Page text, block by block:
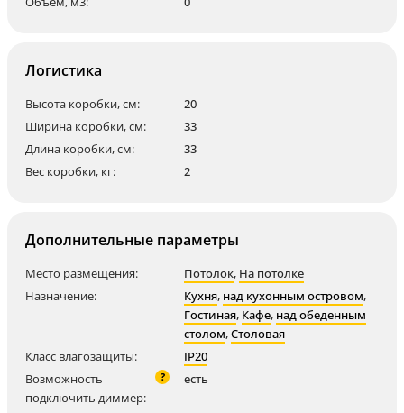
Логистика
Высота коробки, см:
20
Ширина коробки, см:
33
Длина коробки, см:
33
Вес коробки, кг:
2
Дополнительные параметры
Место размещения: Потолок, На потолке
Назначение:
Кухня, над кухонным островом,
Гостиная, Кафе, над обеденным
столом,Столовая
Класс влагозащиты:
IP20
Возможность
подключить диммер:
? есть